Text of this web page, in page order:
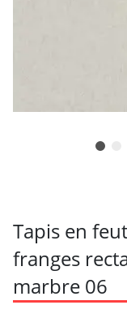
Tapis en
franges
marbre 06